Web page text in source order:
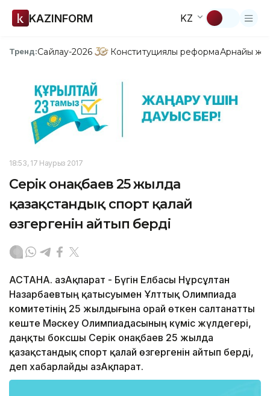
KAZINFORM KZ
Тренд:Сайлау-2026 Конституциялық реформаАрнайы
18:53, 17 Наурыз 2017
Серік Қонақбаев 25 жылда
қазақстандық спорт қалай
өзгергенін айтып берді
АСТАНА. ҚазАқпарат - Бүгін Елбасы Нұрсұлтан
Назарбаевтың қатысуымен Ұлттық Олимпиада
комитетінің 25 жылдығына орай өткен салтанатты
кеште Мәскеу Олимпиадасының күміс жүлдегері,
даңқты боксшы Серік Қонақбаев 25 жылда
қазақстандық спорт қалай өзгергенін айтып берді,
деп хабарлайды ҚазАқпарат.